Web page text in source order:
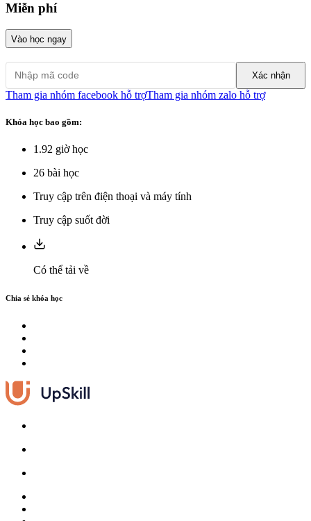
Miễn phí
Vào học ngay
Xác nhận
Tham gia nhóm facebook hỗ trợTham gia nhóm zalo hỗ trợ
Khóa học bao gồm:
1.92 giờ học
26 bài học
Truy cập trên điện thoại và máy tính
Truy cập suốt đời
Có thể tải về
Chia sẻ khóa học